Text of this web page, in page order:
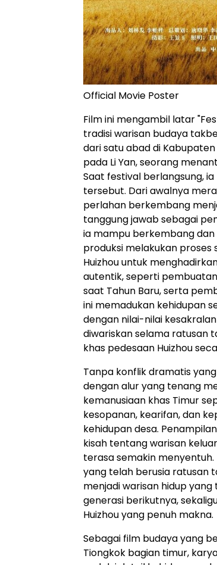
Official Movie Poster
Film ini mengambil latar
tradisi warisan budaya
dari satu abad di Kabupaten
pada Li Yan, seorang
Saat festival berlangsung,
tersebut. Dari awalnya
perlahan berkembang
tanggung jawab sebagai
ia mampu berkembang
produksi melakukan proses
Huizhou untuk
autentik, seperti
saat Tahun Baru, serta
ini memadukan kehidupan
dengan nilai-nilai
diwariskan selama ratusan
khas pedesaan Huizhou
Tanpa konflik dramatis
dengan alur yang tenang
kemanusiaan khas Timur
kesopanan, kearifan, dan
kehidupan desa.
kisah tentang warisan
terasa semakin
yang telah berusia ratusan
menjadi warisan hidup
generasi berikutnya,
Huizhou yang penuh makna.
Sebagai film budaya yang
Tiongkok bagian timur,